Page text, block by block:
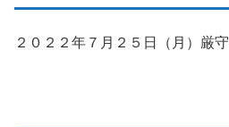
２０２２年７月２５日（月）厳守